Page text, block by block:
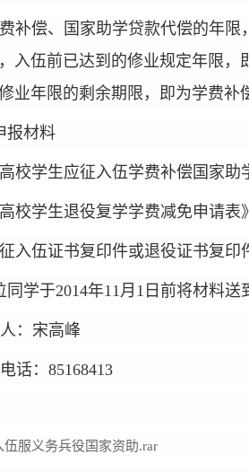
补偿、国家助学贷款代偿的年
入伍前已达到的修业规定年限
业年限的剩余期限，即为学费补
报材料
校学生应征入伍学费补偿国家助
校学生退役复学学费减免申请表
入伍证书复印件或退役证书复印
同学于2014年11月 1 日前将材料送
：宋高峰
话：85168413
伍服义务兵役国家资助.rar